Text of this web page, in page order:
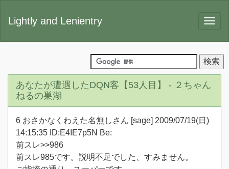
Lightly and Lenientry
あなたが遭遇したDQN客【53人目】 - ２ちゃん
ねるの巣湖
6 おさかなくわえた名無しさん [sage] 2009/07/19(日)
14:15:35 ID:E4IE7p5N Be:
前スレ>>986
前スレ985です。説明不足でした、すみません。